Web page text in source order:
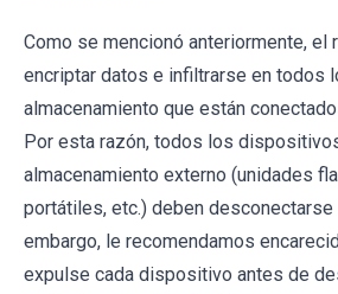
Como se mencionó anteriormente, el
encriptar datos e infiltrarse en todos
almacenamiento que están
Por esta razón, todos los
almacenamiento externo (unidades
portátiles, etc.) deben
embargo, le recomendamos
expulse cada dispositivo antes de